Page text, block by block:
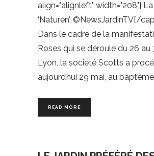
align="alignleft" width="208"]
‘Naturen’. ©NewsJardinTV[/
Dans le cadre de la
Roses qui se déroule du 26 au
Lyon, la société Scotts a
aujourd’hui 29 mai, au
READ MORE